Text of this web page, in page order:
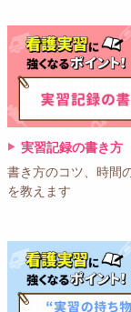
実習記録の書き方
書き方のコツ、時間
を教えます